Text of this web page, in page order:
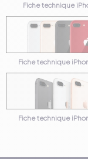
Fiche technique
Fiche technique
Fiche technique